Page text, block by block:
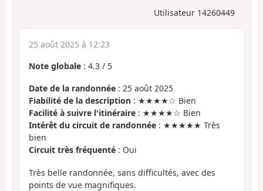
Utilisateur 14260449
25 août 2025 à 12:23
Note globale : 4.3 / 5
Date de la randonnée : 25 août 2025
Fiabilité de la description : ★★★★☆ Bien
Facilité à suivre l'itinéraire : ★★★★☆ Bien
Intérêt du circuit de randonnée : ★★★★★ Très
bien
Circuit très fréquenté : Oui
Très belle randonnée, sans difficultés, avec des
points de vue magnifiques.